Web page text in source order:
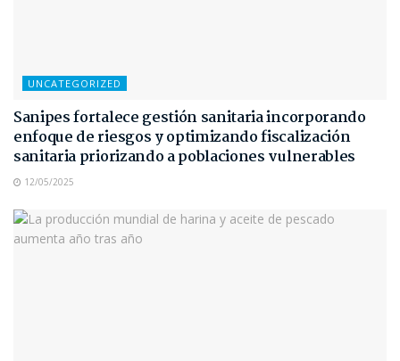
UNCATEGORIZED
Sanipes fortalece gestión sanitaria incorporando
enfoque de riesgos y optimizando fiscalización
sanitaria priorizando a poblaciones vulnerables
12/05/2025